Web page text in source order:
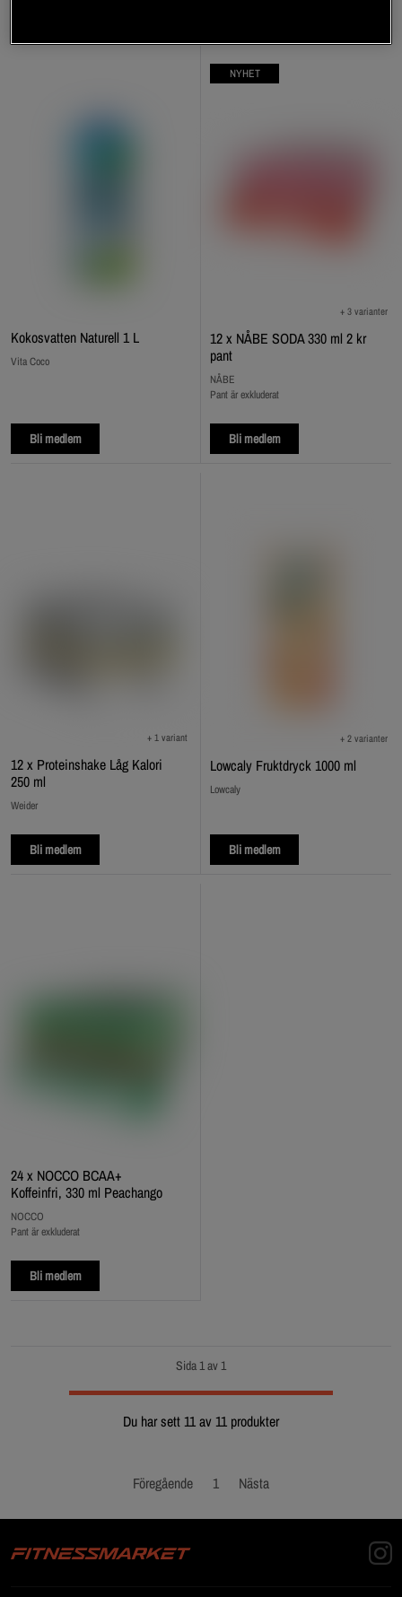
Kokosvatten Naturell 1 L
Vita Coco
Bli medlem
NYHET
12 x NÅBE SODA 330 ml 2 kr
pant
+ 3 varianter
NÅBE
Pant är exkluderat
Bli medlem
12 x Proteinshake Låg Kalori
250 ml
+ 1 variant
Weider
Bli medlem
Lowcaly Fruktdryck 1000 ml
+ 2 varianter
Lowcaly
Bli medlem
24 x NOCCO BCAA+
Koffeinfri, 330 ml Peachango
NOCCO
Pant är exkluderat
Bli medlem
Sida 1 av 1
Du har sett 11 av 11 produkter
Föregående 1 Nästa